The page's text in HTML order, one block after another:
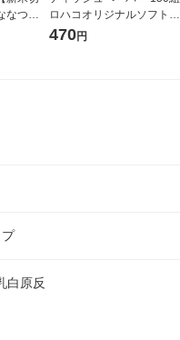
なつぼ
和7年産
ロハコオリジナルソフトパ
ックティッシュ フィオナ オ
470円
白原反